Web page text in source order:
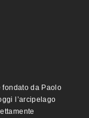
fondato da Paolo
l’arcipelago